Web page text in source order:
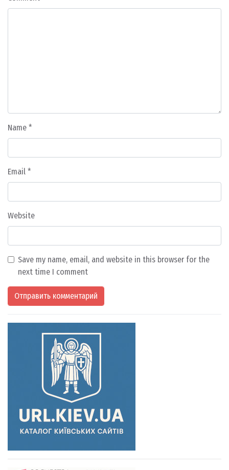
Name *
Email *
Website
Save my name, email, and website in this browser for the
next time I comment